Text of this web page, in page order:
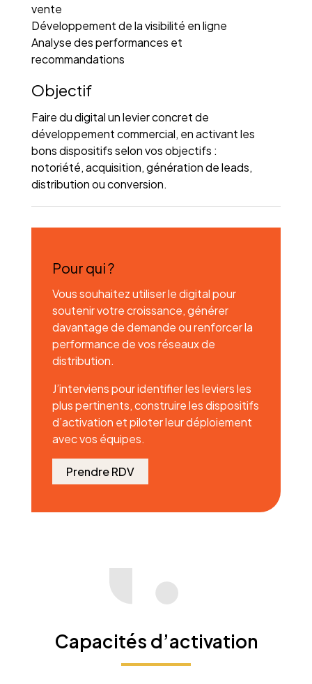
vente
Développement de la visibilité en ligne
Analyse des performances et
recommandations
Objectif
Faire du digital un levier concret de
développement commercial, en activant les
bons dispositifs selon vos objectifs :
notoriété, acquisition, génération de leads,
distribution ou conversion.
Pour qui ?
Vous souhaitez utiliser le digital pour
soutenir votre croissance, générer
davantage de demande ou renforcer la
performance de vos réseaux de
distribution.
J’interviens pour identifier les leviers les
plus pertinents, construire les dispositifs
d’activation et piloter leur déploiement
avec vos équipes.
Prendre RDV
Capacités d’activation